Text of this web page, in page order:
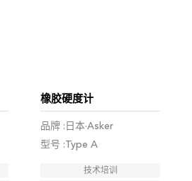
橡胶硬度计
品牌 :日本·Asker
型号 :Type A
技术培训